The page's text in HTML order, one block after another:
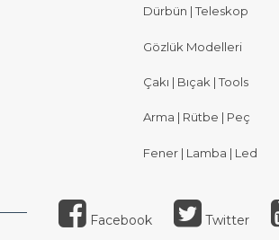
Dürbün | Teleskop
Gözlük Modelleri
Çakı | Bıçak | Tools
Arma | Rütbe | Peç
Fener | Lamba | Led
Facebook Twitter